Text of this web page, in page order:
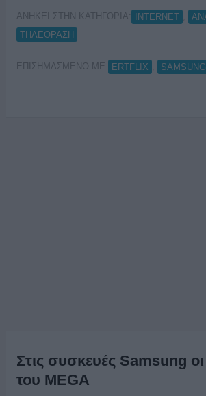
ΑΝΗΚΕΙ ΣΤΗΝ ΚΑΤΗΓΟΡΙΑ: INTERNET
ΤΗΛΕΟΡΑΣΗ
ΕΠΙΣΗΜΑΣΜΕΝΟ ΜΕ: ERTFLIX SAMSUNG
Στις συσκευές Samsung οι
του MEGA